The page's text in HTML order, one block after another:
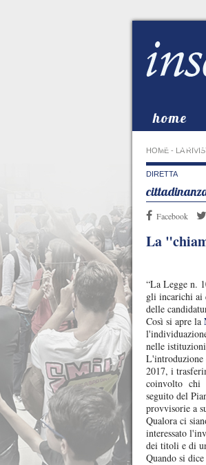
home
in
HOME - LA
DIRETTA
Facebook
La
“La Legge n.
gli incarichi ai
delle
Così si apre la
nelle
L'introduzione
2017, i
coinvolto chi
seguito del
provvisorie a
Qualora ci
interessato
dei titoli e di
Quando si